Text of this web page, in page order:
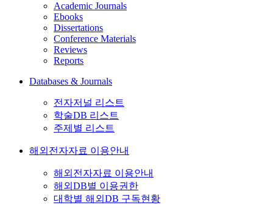
Academic Journals
Ebooks
Dissertations
Conference Materials
Reviews
Reports
Databases & Journals
전자저널 리스트
학술DB 리스트
주제별 리스트
해외전자자료 이용안내
해외전자자료 이용안내
해외DB별 이용권한
대학별 해외DB 구독현황